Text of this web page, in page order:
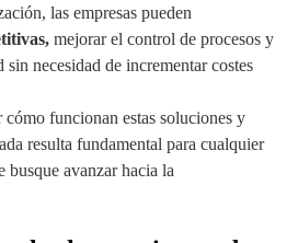
las empresas pueden
mejorar el control de procesos y
necesidad de incrementar costes
funcionan estas soluciones y
resulta fundamental para cualquier
busque avanzar hacia la